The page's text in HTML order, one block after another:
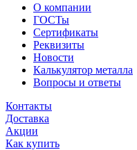
О компании
ГОСТы
Сертификаты
Реквизиты
Новости
Калькулятор металла
Вопросы и ответы
Контакты
Доставка
Акции
Как купить